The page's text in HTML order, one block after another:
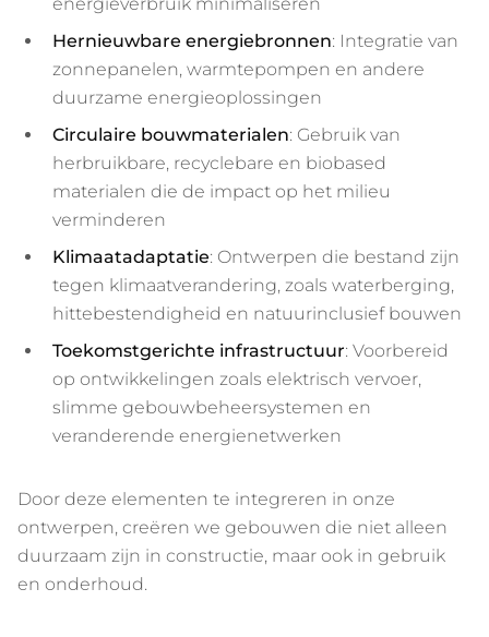
Hernieuwbare energiebronnen: Integratie van
zonnepanelen, warmtepompen en andere
duurzame energieoplossingen
Circulaire bouwmaterialen: Gebruik van
herbruikbare, recyclebare en biobased
materialen die de impact op het milieu
verminderen
Klimaatadaptatie: Ontwerpen die bestand zijn
tegen klimaatverandering, zoals waterberging,
hittebestendigheid en natuurinclusief bouwen
Toekomstgerichte infrastructuur: Voorbereid
op ontwikkelingen zoals elektrisch vervoer,
slimme gebouwbeheersystemen en
veranderende energienetwerken
Door deze elementen te integreren in onze
ontwerpen, creëren we gebouwen die niet alleen
duurzaam zijn in constructie, maar ook in gebruik
en onderhoud.